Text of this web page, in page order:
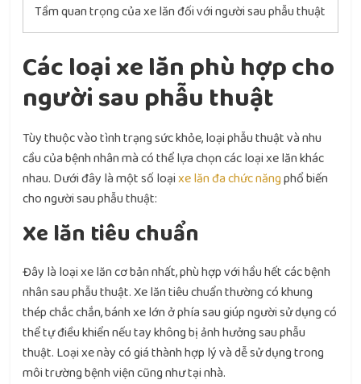
Tầm quan trọng của xe lăn đối với người sau phẫu thuật
Các loại xe lăn phù hợp cho
người sau phẫu thuật
Tùy thuộc vào tình trạng sức khỏe, loại phẫu thuật và nhu
cầu của bệnh nhân mà có thể lựa chọn các loại xe lăn khác
nhau. Dưới đây là một số loạixe lăn đa chức năngphổ biến
cho người sau phẫu thuật:
Xe lăn tiêu chuẩn
Đây là loại xe lăn cơ bản nhất, phù hợp với hầu hết các bệnh
nhân sau phẫu thuật. Xe lăn tiêu chuẩn thường có khung
thép chắc chắn, bánh xe lớn ở phía sau giúp người sử dụng có
thể tự điều khiển nếu tay không bị ảnh hưởng sau phẫu
thuật. Loại xe này có giá thành hợp lý và dễ sử dụng trong
môi trường bệnh viện cũng như tại nhà.